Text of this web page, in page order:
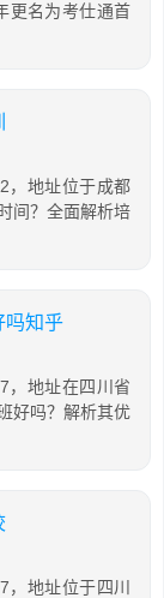
更名为考仕通首
，地址位于成都
间？全面解析培
吗知乎
，地址在四川省
好吗？解析其优
地址位于四川